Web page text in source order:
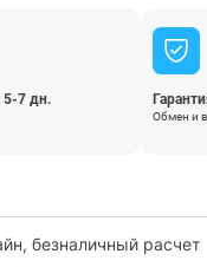
5-7 дн.
Обмен и
безналичный расчет